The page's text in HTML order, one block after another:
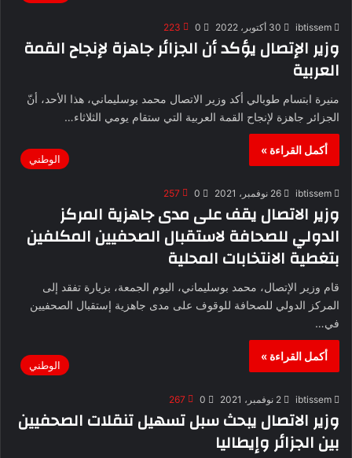
ibtissem 30 أكتوبر، 2022 0
223
وزير الإتصال يؤكد أن الجزائر جاهزة لإنجاح القمة
العربية
منيرة ابتسام طوبالي أكد وزير الاتصال محمد بوسليماني، هذا الأحد، أنّ
الجزائر جاهزة لإنجاح القمة العربية التي ستقام يومي الثلاثاء…
أكمل القراءة »
الوطني
ibtissem 26 نوفمبر، 2021 0
257
وزير الاتصال يقف على مدى جاهزية المركز
الدولي للصحافة لاستقبال الصحفيين المكلفين
بتغطية الانتخابات المحلية
قام وزير الإتصال، محمد بوسليماني، اليوم الجمعة، بزيارة تفقد إلى
المركز الدولي للصحافة للوقوف على مدى جاهزية إستقبال الصحفيين
في…
أكمل القراءة »
الوطني
ibtissem 2 نوفمبر، 2021 0
267
وزير الاتصال يبحث سبل تسهيل تنقلات الصحفيين
بين الجزائر وإيطاليا